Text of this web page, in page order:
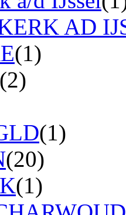
AD
(1)
(2)
(1)
(20)
(1)